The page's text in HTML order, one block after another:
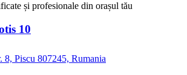
și profesionale din orașul tău
10
8, Piscu 807245, Rumania